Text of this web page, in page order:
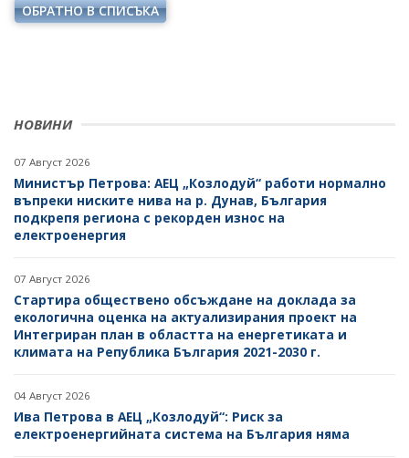
НОВИНИ
07 Август 2026
Министър Петрова: АЕЦ „Козлодуй“ работи нормално
въпреки ниските нива на р. Дунав, България
подкрепя региона с рекорден износ на
електроенергия
07 Август 2026
Стартира обществено обсъждане на доклада за
екологична оценка на актуализирания проект на
Интегриран план в областта на енергетиката и
климата на Република България 2021-2030 г.
04 Август 2026
Ива Петрова в АЕЦ „Козлодуй“: Риск за
електроенергийната система на България няма
ОБРАТНО В СПИСЪКА